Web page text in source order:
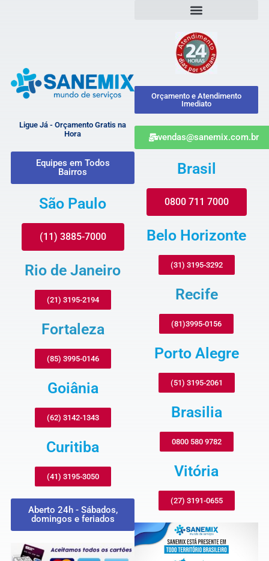
Ligue Já - Orçamento Gratis na
Hora
Equipes em Todos
Bairros
São Paulo
(11) 3885-7000
Rio de Janeiro
(21) 3195-2194
Fortaleza
(85) 3995-0146
Goiânia
(62) 3142-1343
Curitiba
(41) 3195-3050
Aberto 24h - Sábados,
domingos e feriados
Orçamento e Atendimento
Imediato
vendas@sanemix.com.br
Brasil
0800 711 7000
Belo Horizonte
(31) 3195-3292
Recife
(81)3995-0156
Porto Alegre
(51) 3195-2061
Brasilia
0800 580 9782
Vitória
(27) 3191-0655